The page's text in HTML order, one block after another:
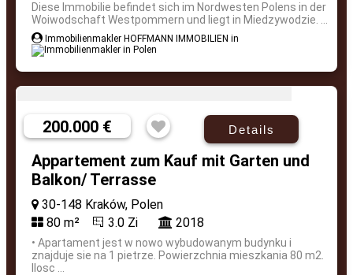
Diese Immobilie befindet sich im Nordwesten Polens in der
Woiwodschaft Westpommern und liegt in Miedzywodzie. ...
Immobilienmakler HOFFMANN IMMOBILIEN in
200.000 € Details
Appartement zum Kauf mit Garten und
Balkon/ Terrasse
30-148 Kraków, Polen
80 m²
3.0 Zi 2018
• Apartament jest w nowo wybudowanym budynku i
znajduje sie na 1 pietrze. Powierzchnia mieszkania 80 m2.
Ilosc ...